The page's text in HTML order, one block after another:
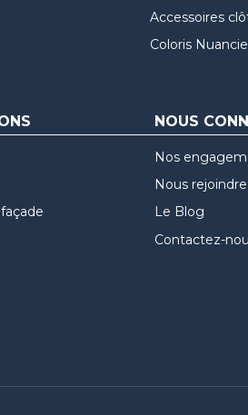
Accessoires
Coloris
NOUS
Nos
Nous rejoindre
Le Blog
Contactez-